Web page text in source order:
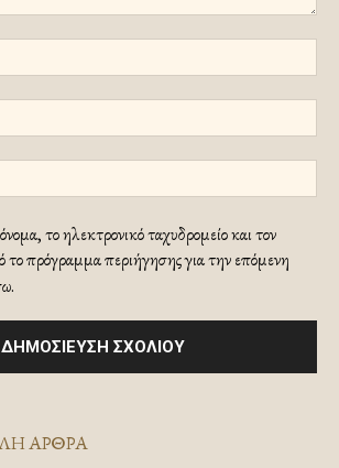
το ηλεκτρονικό ταχυδρομείο και τον
το πρόγραμμα περιήγησης για την επόμενη
ΑΡΘΡΑ